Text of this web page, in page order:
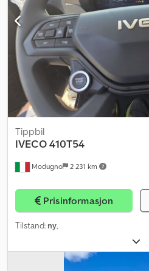
Modugno 2 231 km
Tippbil
IVECO410T54
Prisinformasjon
Tilstand: ny,